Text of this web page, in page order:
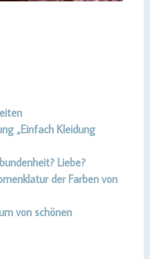
„Einfach Kleidung
Liebe?
der Farben von
von schönen